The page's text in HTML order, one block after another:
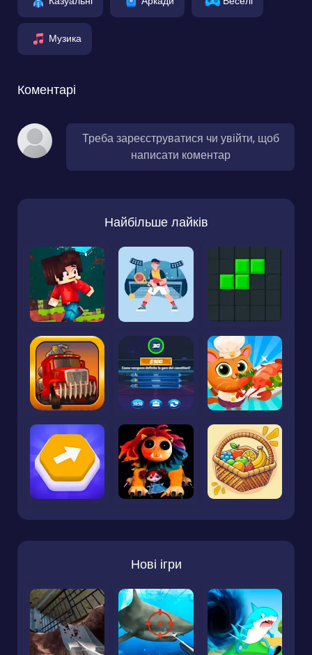
Музика
Коментарі
Треба зареєструватися чи увійти, щоб
написати коментар
Найбільше лайків
Нові ігри